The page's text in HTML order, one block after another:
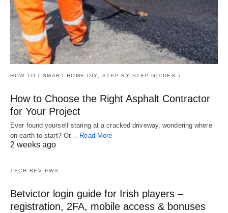
HOW TO ( SMART HOME DIY, STEP BY STEP GUIDES )
How to Choose the Right Asphalt Contractor
for Your Project
Ever found yourself staring at a cracked driveway, wondering where
on earth to start? Or… Read More
2 weeks ago
TECH REVIEWS
Betvictor login guide for Irish players –
registration, 2FA, mobile access & bonuses